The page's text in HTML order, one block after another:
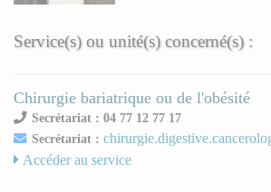
Service(s) ou unité(s) concerné(s) :
Chirurgie bariatrique ou de l'obésité
Secrétariat : 04 77 12 77 17
Secrétariat :
Accéder au service